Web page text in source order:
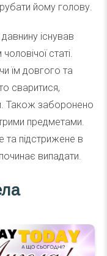
йому голову.
існував
статі.
їм довгого та
сваритися,
Також заборонено
предметами.
та підстрижене в
випадати.